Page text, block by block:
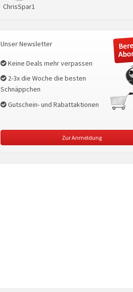
ChrisSpar1
Unser Newsletter
Keine Deals mehr verpassen
2-3x die Woche die besten
Schnäppchen
Gutschein- und Rabattaktionen
Zur Anmeldung